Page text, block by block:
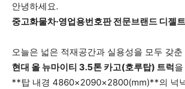
안녕하세요.
중고화물차·영업용번호판 전문브랜드 디젤
오늘은 넓은 적재공간과 실용성을 모두 갖춘
현대 올 뉴마이티 3.5톤 카고(호루탑) 트럭
**탑 내경 4860×2090×2800(mm)**의 넉